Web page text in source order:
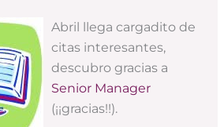
Abril llega cargadito de
citas interesantes,
descubro gracias a
Senior Manager
(¡¡gracias!!).